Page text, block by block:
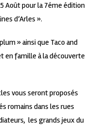
Août pour la 7éme édition
d’Arles ».
» ainsi que Taco and
en famille à la découverte
vous seront proposés
romains dans les rues
les grands jeux du